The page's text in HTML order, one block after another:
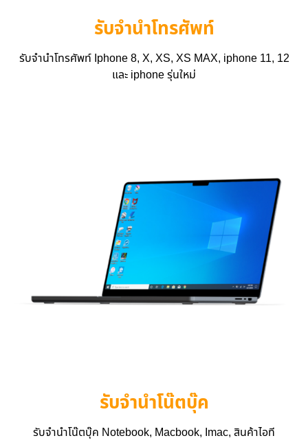
รับจำนำโทรศัพท์
รับจำนำโทรศัพท์ Iphone 8, X, XS, XS MAX, iphone 11, 12
และ iphone รุ่นใหม่
รับจำนำโน๊ตบุ๊ค
รับจำนำโน๊ตบุ๊ค Notebook, Macbook, Imac, สินค้าไอที